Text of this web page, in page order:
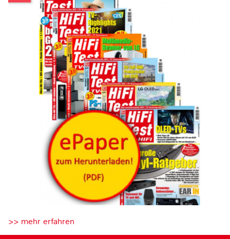
>> mehr erfahren